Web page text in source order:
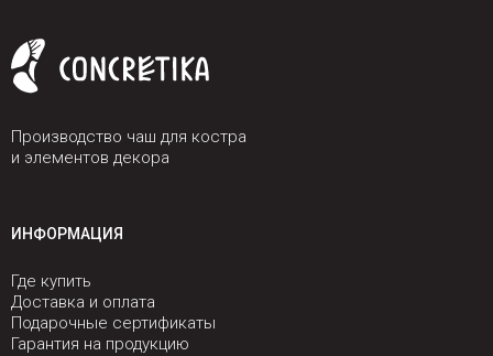
Производство чаш для костра
и элементов декора
ИНФОРМАЦИЯ
Где купить
Доставка и оплата
Подарочные сертификаты
Гарантия на продукцию